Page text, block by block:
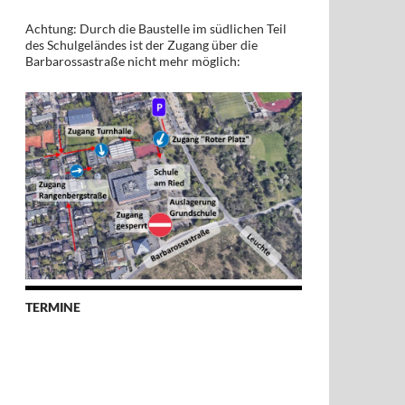
Achtung: Durch die Baustelle im südlichen Teil
des Schulgeländes ist der Zugang über die
Barbarossastraße nicht mehr möglich:
TERMINE